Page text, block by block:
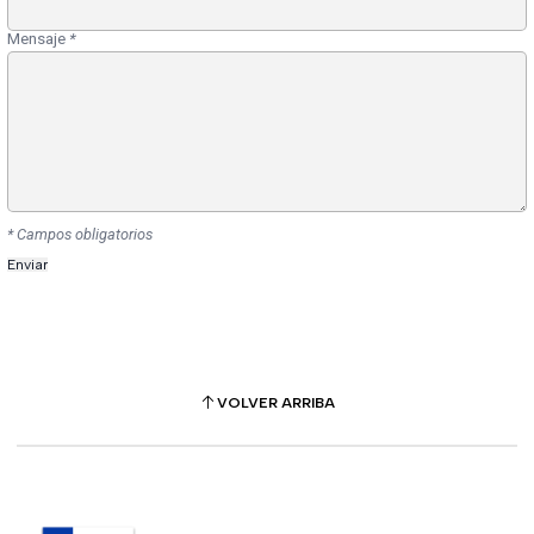
Mensaje*
* Campos obligatorios
VOLVER ARRIBA